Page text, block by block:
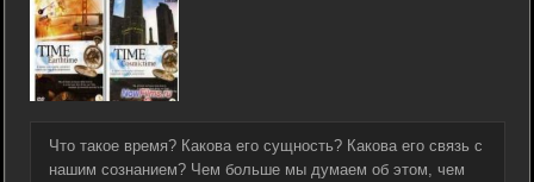
Что такое время? Какова его сущность? Какова его связь с
нашим сознанием? Чем больше мы думаем об этом, чем